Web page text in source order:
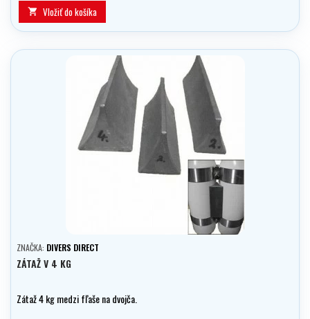
 Vložiť do košíka
ZNAČKA: DIVERS DIRECT
ZÁTAŽ V 4 KG
Zátaž 4 kg medzi fľaše na dvojča.